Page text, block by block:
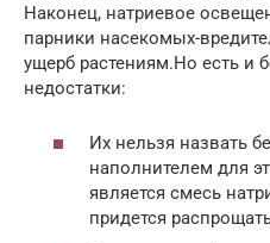
Наконец, натриевое
парники насекомых-
ущерб растениям.Но есть и
недостатки:
Их нельзя назвать
наполнителем для
является смесь
придется